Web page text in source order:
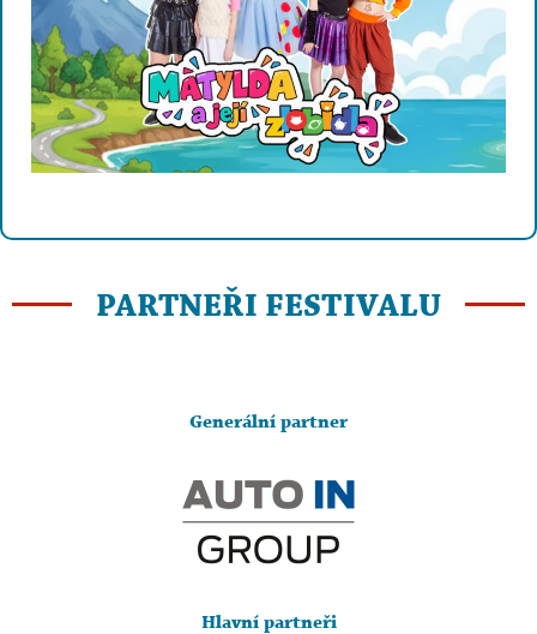
PARTNEŘI FESTIVALU
Generální partner
Hlavní partneři